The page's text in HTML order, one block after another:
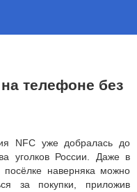
телефоне без
NFC уже добралась до
уголков России. Даже в
посёлке наверняка можно
за покупки, приложив